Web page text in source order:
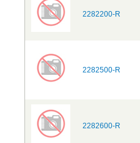
2282200-R
2282500-R
2282600-R